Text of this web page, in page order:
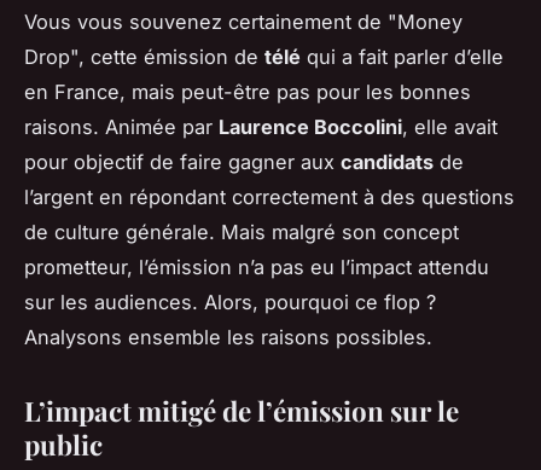
Vous vous souvenez certainement de "Money
Drop", cette émission de télé qui a fait parler d’elle
en France, mais peut-être pas pour les bonnes
raisons. Animée par Laurence Boccolini, elle avait
pour objectif de faire gagner aux candidats de
l’argent en répondant correctement à des questions
de culture générale. Mais malgré son concept
prometteur, l’émission n’a pas eu l’impact attendu
sur les audiences. Alors, pourquoi ce flop ?
Analysons ensemble les raisons possibles.
L’impact mitigé de l’émission sur le
public